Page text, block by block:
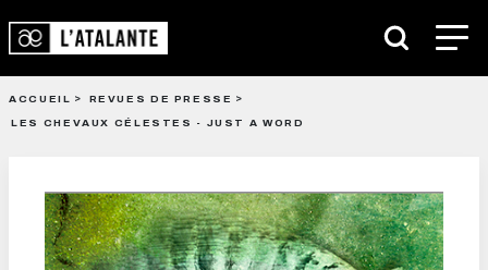
ACCUEIL
REVUES DE PRESSE
LES CHEVAUX CÉLESTES - JUST A WORD